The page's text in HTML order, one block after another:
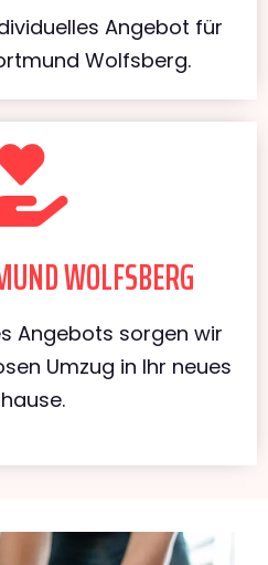
Angebot für
Wolfsberg.
WOLFSBERG
Angebots sorgen wir
Umzug in Ihr neues